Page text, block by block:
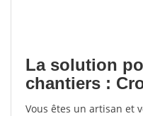
La solution
chantiers :
Vous êtes un artisan et